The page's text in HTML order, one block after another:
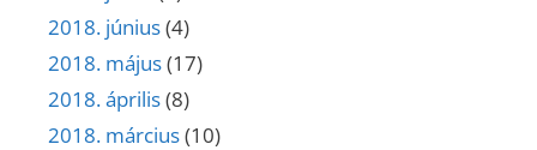
2018. június(4)
2018. május(17)
2018. április(8)
2018. március(10)